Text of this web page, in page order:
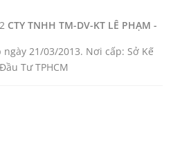
CTY TNHH TM-DV-KT LÊ PHẠM -
ngày 21/03/2013. Nơi cấp: Sở Kế
Tư TPHCM